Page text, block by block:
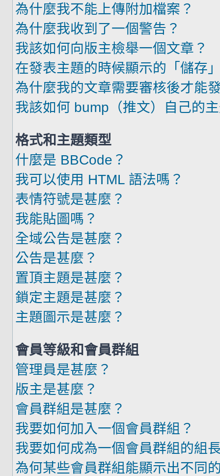
為什麼我不能上傳附加檔案？
為什麼我收到了一個警告？
我該如何向版主檢舉一個文章？
在發表主題的時候顯示的「儲存
為什麼我的文章需要審核後才能
我該如何 bump（推文）自己的
格式和主題類型
什麼是 BBCode？
我可以使用 HTML 語法嗎？
表情符號是甚麼？
我能貼圖嗎？
全域公告是甚麼？
公告是甚麼？
置頂主題是甚麼？
鎖定主題是甚麼？
主題圖示是甚麼？
會員等級和會員群組
管理員是甚麼？
版主是甚麼？
會員群組是甚麼？
我要如何加入一個會員群組？
我要如何成為一個會員群組的組
為何某些會員群組能顯示出不同